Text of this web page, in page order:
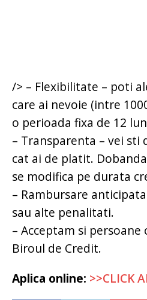
/> – Flexibilitate – poti
care ai nevoie (intre
o perioada fixa de 12
– Transparenta – vei sti
cat ai de platit.
se modifica pe durata
– Rambursare
sau alte penalitati.
– Acceptam si
Biroul de Credit.
Aplica online: >>CLICK